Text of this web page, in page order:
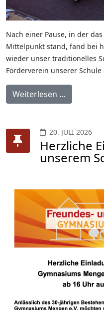
Nach einer Pause, in der
Mittelpunkt stand, fand bei
wieder unser traditionelles
Förderverein unserer
Weiterlesen …
20. JULI 2026
Herzliche
unserem